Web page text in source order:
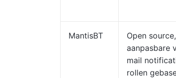
MantisBT
Open source,
aanpasbare
mail
rollen